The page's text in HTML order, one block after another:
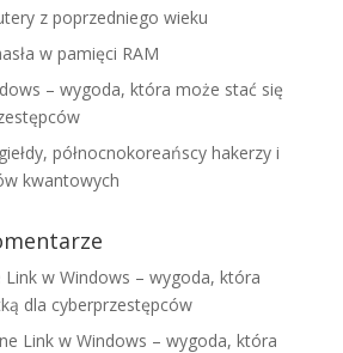
z poprzedniego wieku
w pamięci RAM
– wygoda, która może stać się
północnokoreańscy hakerzy i
kwantowych
Link w Windows – wygoda, która
dla cyberprzestępców
Link w Windows – wygoda, która